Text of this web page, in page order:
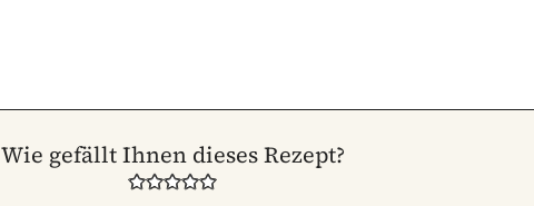
Wie gefällt Ihnen dieses Rezept?